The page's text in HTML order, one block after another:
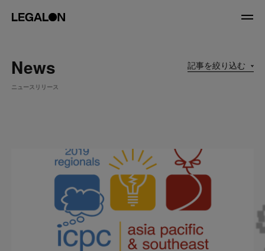
About
Recruit
LegalOn Now
News
ニュースリリース
記事を絞り込む